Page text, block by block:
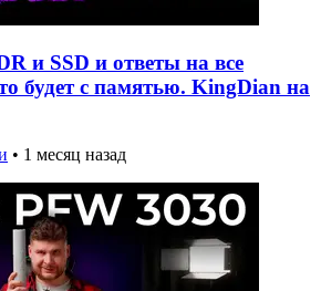
и SSD и ответы на все
будет с памятью. KingDian на
• 1 месяц назад